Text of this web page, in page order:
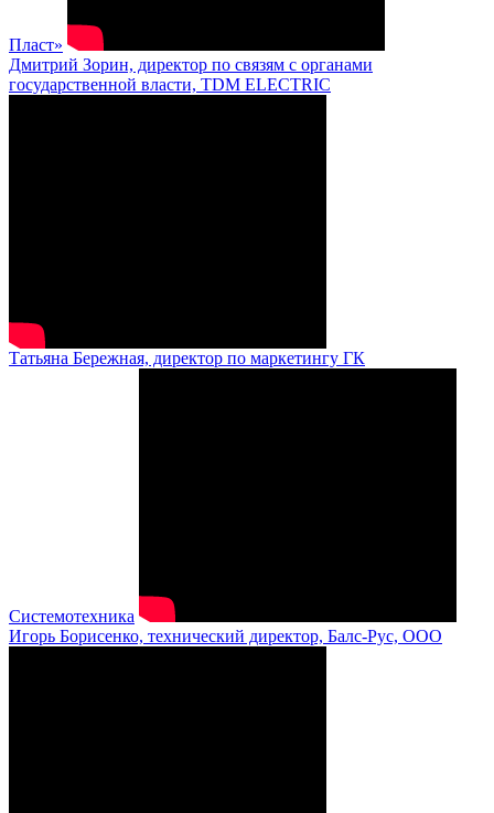
Пласт»
Дмитрий Зорин, директор по связям с органами
государственной власти, TDM ELECTRIC
Татьяна Бережная, директор по маркетингу ГК
Системотехника
Игорь Борисенко, технический директор, Балс-Рус, ООО